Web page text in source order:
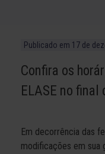
Publicado em 17 de
Confira os
ELASE no final
Em decorrência das
modificações em sua